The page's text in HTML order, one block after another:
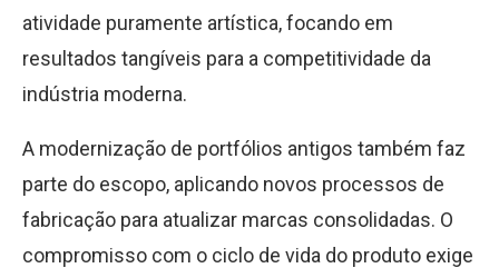
atividade puramente artística, focando em
resultados tangíveis para a competitividade da
indústria moderna.
A modernização de portfólios antigos também faz
parte do escopo, aplicando novos processos de
fabricação para atualizar marcas consolidadas. O
compromisso com o ciclo de vida do produto exige